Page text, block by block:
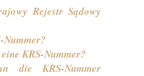
Rejestr Sądowy
Nummer?
KRS-Nummer?
die KRS-Nummer